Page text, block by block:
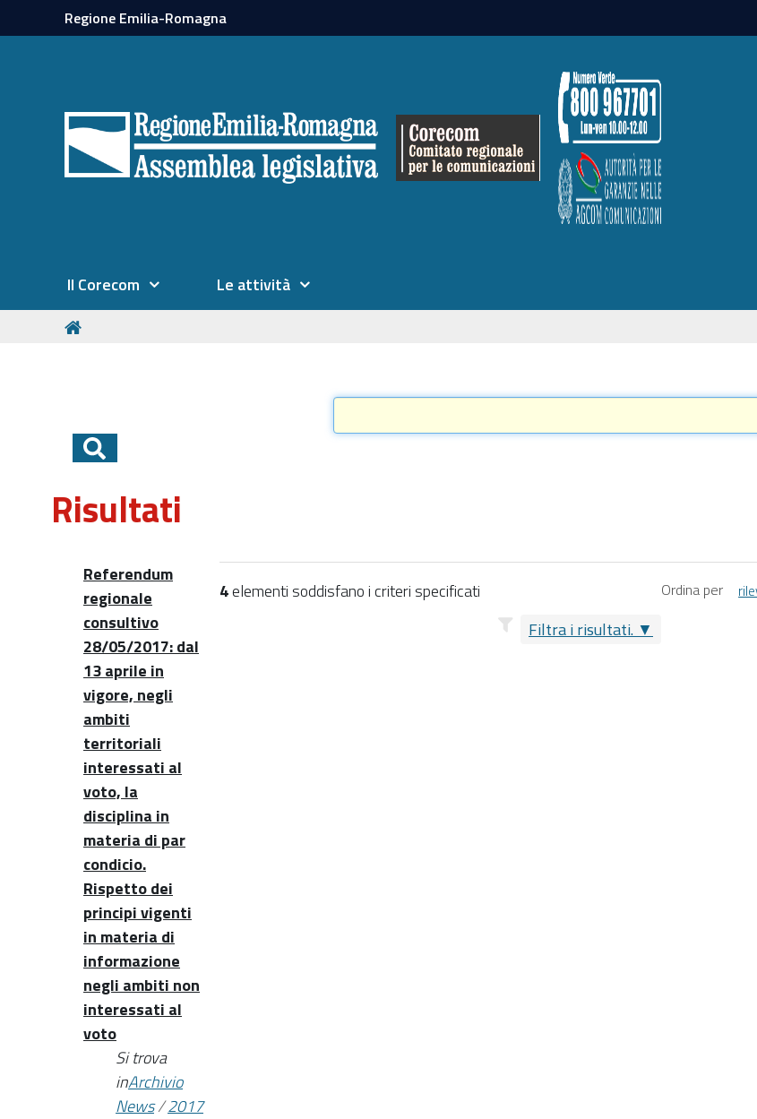
Regione Emilia-Romagna
Il Corecom Le attività
Risultati
4elementi soddisfano i criteri specificati
Filtra i risultati.
Ordina per
Referendum
regionale
consultivo
28/05/2017: dal
13 aprile in
vigore, negli
ambiti
territoriali
interessati al
voto, la
disciplina in
materia di par
condicio.
Rispetto dei
principi vigenti
in materia di
informazione
negli ambiti non
interessati al
voto
Si trova
inArchivio
News/2017